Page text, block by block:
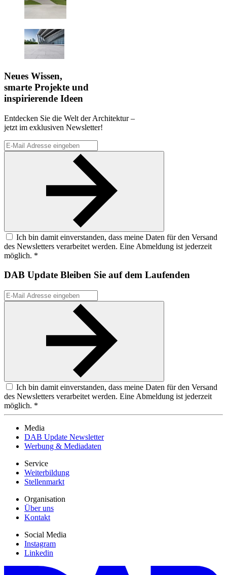
Neues Wissen,
smarte Projekte und
inspirierende Ideen
Entdecken Sie die Welt der Architektur –
jetzt im exklusiven Newsletter!
Ich bin damit einverstanden, dass meine Daten für den Versand
des Newsletters verarbeitet werden. Eine Abmeldung ist jederzeit
möglich. *
DAB Update Bleiben Sie auf dem Laufenden
Ich bin damit einverstanden, dass meine Daten für den Versand
des Newsletters verarbeitet werden. Eine Abmeldung ist jederzeit
möglich. *
Media
DAB Update Newsletter
Werbung & Mediadaten
Service
Weiterbildung
Stellenmarkt
Organisation
Über uns
Kontakt
Social Media
Instagram
Linkedin